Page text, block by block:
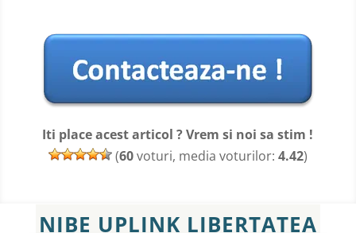
Iti place acest articol ? Vrem si noi sa stim !
(60voturi, media voturilor: 4.42)
NIBE UPLINK LIBERTATEA